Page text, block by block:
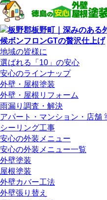
地域の皆様に
選ばれる「10」の安心
安心のラインナップ
外壁・屋根塗装
外壁・屋根リフォーム
雨漏り調査・解決
アパート・マンション・店舗
シーリング工事
安心の外装メニュー
安心の外装メニュー一覧
外壁塗装
屋根塗装
外壁カバー工法
外壁張り替え